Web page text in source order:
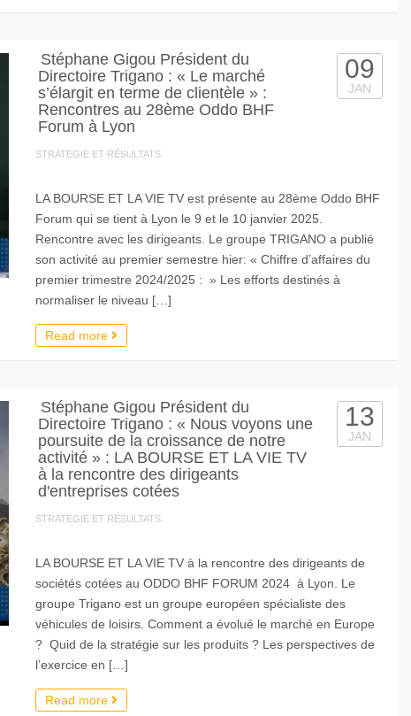
Stéphane Gigou Président du
Directoire Trigano : « Le marché
s’élargit en terme de clientèle » :
Rencontres au 28ème Oddo BHF
Forum à Lyon
STRATEGIE ET RÉSULTATS
09
JAN
LA BOURSE ET LA VIE TV est présente au 28ème Oddo BHF
Forum qui se tient à Lyon le 9 et le 10 janvier 2025.
Rencontre avec les dirigeants. Le groupe TRIGANO a publié
son activité au premier semestre hier: « Chiffre d’affaires du
premier trimestre 2024/2025 : » Les efforts destinés à
normaliser le niveau […]
Read more
Stéphane Gigou Président du
Directoire Trigano : « Nous voyons une
poursuite de la croissance de notre
activité » : LA BOURSE ET LA VIE TV
à la rencontre des dirigeants
d'entreprises cotées
STRATEGIE ET RÉSULTATS
13
JAN
LA BOURSE ET LA VIE TV à la rencontre des dirigeants de
sociétés cotées au ODDO BHF FORUM 2024 à Lyon. Le
groupe Trigano est un groupe européen spécialiste des
véhicules de loisirs. Comment a évolué le marché en Europe
? Quid de la stratégie sur les produits ? Les perspectives de
l’exercice en […]
Read more